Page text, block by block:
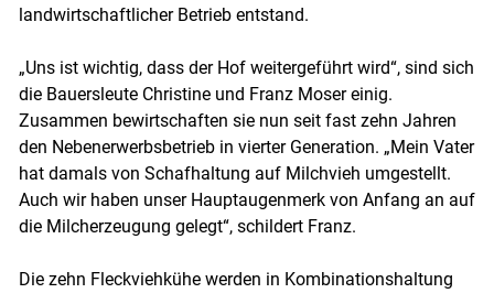
landwirtschaftlicher Betrieb entstand.
„Uns ist wichtig, dass der Hof weitergeführt wird“, sind sich
die Bauersleute Christine und Franz Moser einig.
Zusammen bewirtschaften sie nun seit fast zehn Jahren
den Nebenerwerbsbetrieb in vierter Generation. „Mein Vater
hat damals von Schafhaltung auf Milchvieh umgestellt.
Auch wir haben unser Hauptaugenmerk von Anfang an auf
die Milcherzeugung gelegt“, schildert Franz.
Die zehn Fleckviehkühe werden in Kombinationshaltung